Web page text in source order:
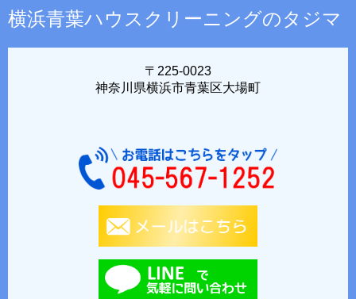
横浜青葉ハウスクリーニングのタジマ
〒225-0023
神奈川県横浜市青葉区大場町